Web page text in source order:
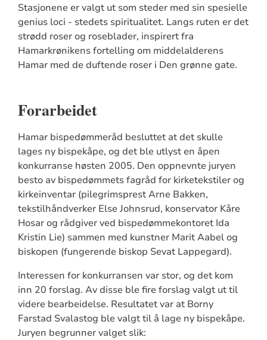
Stasjonene er valgt ut som steder med sin spesielle
genius loci - stedets spiritualitet. Langs ruten er det
strødd roser og roseblader, inspirert fra
Hamarkrønikens fortelling om middelalderens
Hamar med de duftende roser i Den grønne gate.
Forarbeidet
Hamar bispedømmeråd besluttet at det skulle
lages ny bispekåpe, og det ble utlyst en åpen
konkurranse høsten 2005. Den oppnevnte juryen
besto av bispedømmets fagråd for kirketekstiler og
kirkeinventar (pilegrimsprest Arne Bakken,
tekstilhåndverker Else Johnsrud, konservator Kåre
Hosar og rådgiver ved bispedømmekontoret Ida
Kristin Lie) sammen med kunstner Marit Aabel og
biskopen (fungerende biskop Sevat Lappegard).
Interessen for konkurransen var stor, og det kom
inn 20 forslag. Av disse ble fire forslag valgt ut til
videre bearbeidelse. Resultatet var at Borny
Farstad Svalastog ble valgt til å lage ny bispekåpe.
Juryen begrunner valget slik: